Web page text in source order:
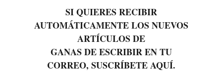
SI QUIERES RECIBIR
AUTOMÁTICAMENTE LOS NUEVOS
ARTÍCULOS DE
GANAS DE ESCRIBIR EN TU
CORREO, SUSCRÍBETE AQUÍ.